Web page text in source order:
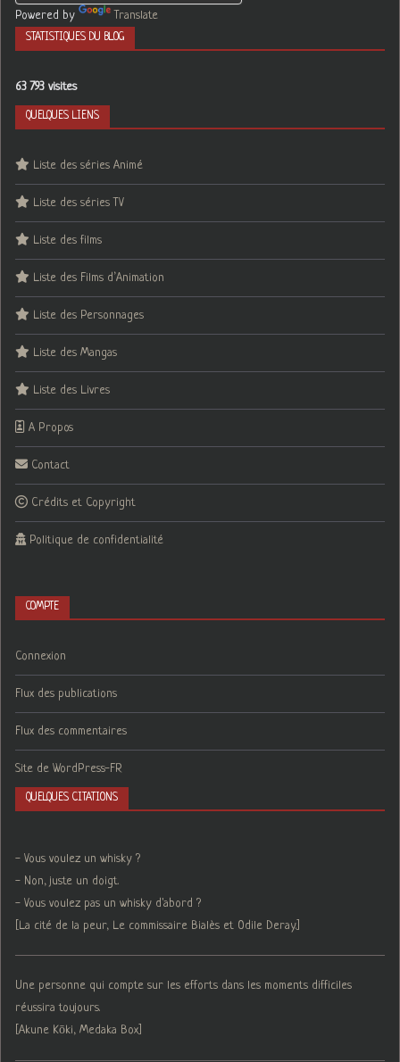
Powered by Translate
STATISTIQUES DU BLOG
63 793 visites
QUELQUES LIENS
Liste des séries Animé
Liste des séries TV
Liste des films
Liste des Films d’Animation
Liste des Personnages
Liste des Mangas
Liste des Livres
A Propos
Contact
Crédits et Copyright
Politique de confidentialité
COMPTE
Connexion
Flux des publications
Flux des commentaires
Site de WordPress-FR
QUELQUES CITATIONS
- Vous voulez un whisky ?
- Non, juste un doigt.
- Vous voulez pas un whisky d'abord ?
[La cité de la peur, Le commissaire Bialès et Odile Deray.]
Une personne qui compte sur les efforts dans les moments difficiles
réussira toujours.
[Akune Kōki, Medaka Box]